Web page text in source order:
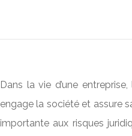
Dans la vie d’une
engage la société et assure
importante aux risques